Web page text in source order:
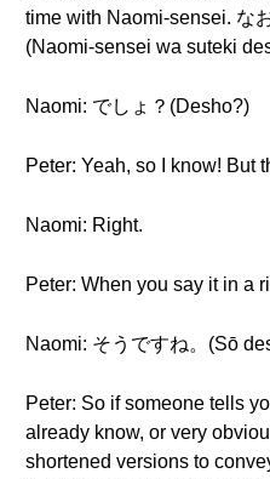
time with Naomi-sensei. な
(Naomi-sensei wa suteki
Naomi: でしょ？(Desho?)
Peter: Yeah, so I know! But
Naomi: Right.
Peter: When you say it in a
Naomi: そうですね。(Sō
Peter: So if someone tells
already know, or very
shortened versions to